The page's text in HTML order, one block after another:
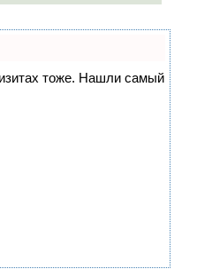
тоже. Нашли самый